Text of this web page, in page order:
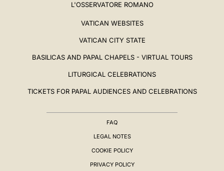
L'OSSERVATORE ROMANO
VATICAN WEBSITES
VATICAN CITY STATE
BASILICAS AND PAPAL CHAPELS - VIRTUAL TOURS
LITURGICAL CELEBRATIONS
TICKETS FOR PAPAL AUDIENCES AND CELEBRATIONS
FAQ
LEGAL NOTES
COOKIE POLICY
PRIVACY POLICY